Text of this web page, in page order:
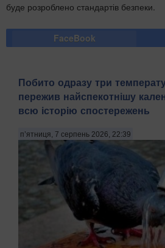
буде розроблено стандартів безпеки.
FaceBook
Побито одразу три
пережив найспекотнішу
всю історію спостережень
п’ятниця, 7 серпень 2026, 22:39